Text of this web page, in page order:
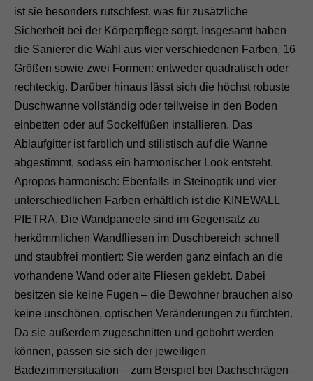
ist sie besonders rutschfest, was für zusätzliche
Sicherheit bei der Körperpflege sorgt. Insgesamt haben
die Sanierer die Wahl aus vier verschiedenen Farben, 16
Größen sowie zwei Formen: entweder quadratisch oder
rechteckig. Darüber hinaus lässt sich die höchst robuste
Duschwanne vollständig oder teilweise in den Boden
einbetten oder auf Sockelfüßen installieren. Das
Ablaufgitter ist farblich und stilistisch auf die Wanne
abgestimmt, sodass ein harmonischer Look entsteht.
Apropos harmonisch: Ebenfalls in Steinoptik und vier
unterschiedlichen Farben erhältlich ist die KINEWALL
PIETRA. Die Wandpaneele sind im Gegensatz zu
herkömmlichen Wandfliesen im Duschbereich schnell
und staubfrei montiert: Sie werden ganz einfach an die
vorhandene Wand oder alte Fliesen geklebt. Dabei
besitzen sie keine Fugen – die Bewohner brauchen also
keine unschönen, optischen Veränderungen zu fürchten.
Da sie außerdem zugeschnitten und gebohrt werden
können, passen sie sich der jeweiligen
Badezimmersituation – zum Beispiel bei Dachschrägen –